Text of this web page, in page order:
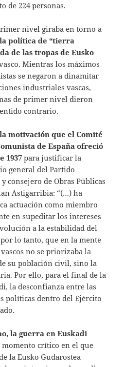
de 224 personas.
nivel giraba en torno a
política de “tierra
de las tropas de Eusko
Mientras los máximos
se negaron a dinamitar
industriales vascas,
de primer nivel dieron
contrario.
la motivación que el Comité
de España ofreció
1937 para justificar la
general del Partido
consejero de Obras Públicas
Astigarribia: “(…) ha
actuación como miembro
en supeditar los intereses
a la estabilidad del
lo tanto, que en la mente
no se priorizaba la
su población civil, sino la
Por ello, para el final de la
la desconfianza entre las
políticas dentro del Ejército
la guerra en Euskadi
momento crítico en el que
la Eusko Gudarostea